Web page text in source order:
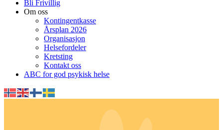
Bli Frivillig
Om oss
Kontingentkasse
Årsplan 2026
Organisasjon
Helsefordeler
Kretsting
Kontakt oss
ABC for god psykisk helse